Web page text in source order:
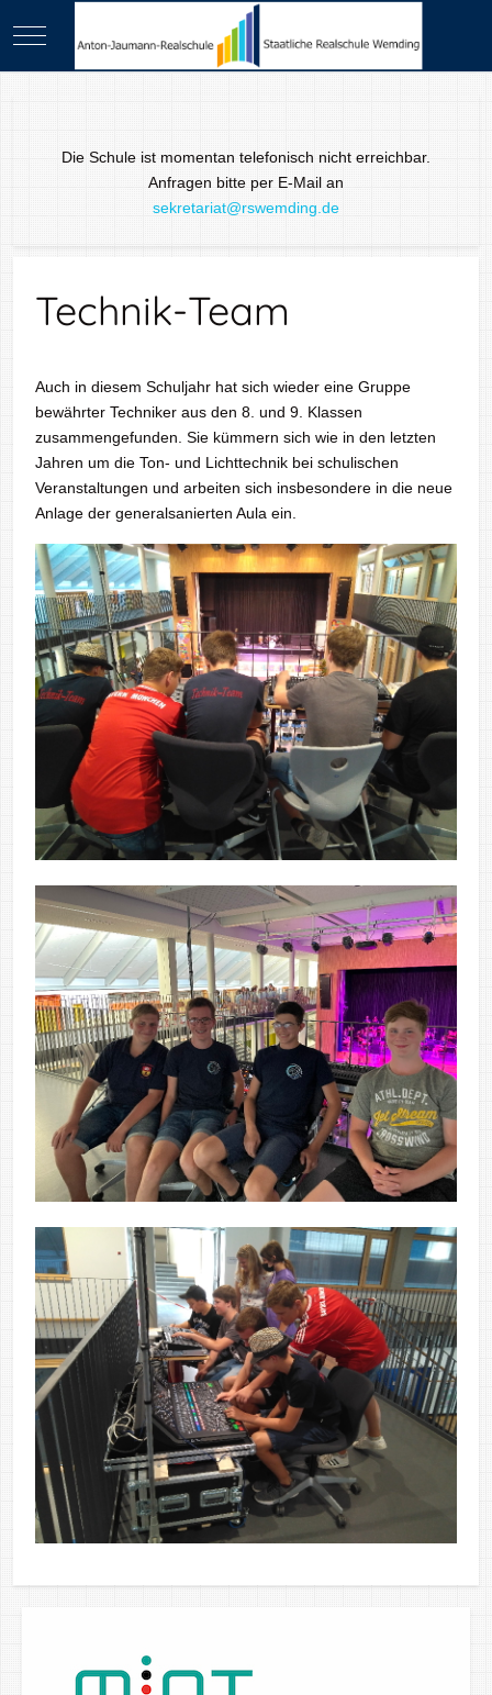
Mobile Menu Toggle
Die Schule ist momentan telefonisch nicht erreichbar.
Anfragen bitte per E-Mail an
sekretariat@rswemding.de
Technik-Team
Auch in diesem Schuljahr hat sich wieder eine Gruppe
bewährter Techniker aus den 8. und 9. Klassen
zusammengefunden. Sie kümmern sich wie in den letzten
Jahren um die Ton- und Lichttechnik bei schulischen
Veranstaltungen und arbeiten sich insbesondere in die neue
Anlage der generalsanierten Aula ein.